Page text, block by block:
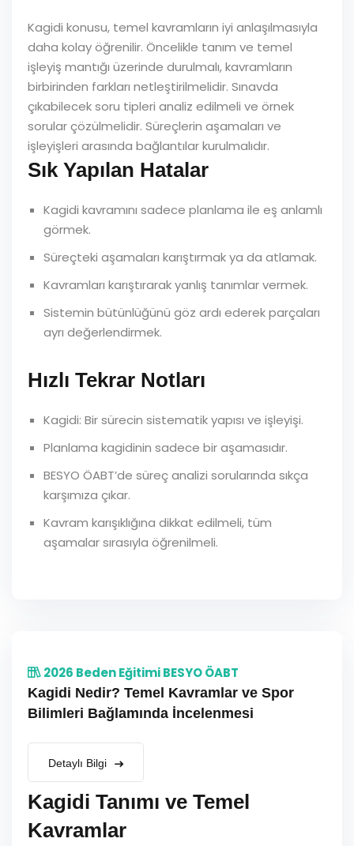
Kagidi konusu, temel kavramların iyi anlaşılmasıyla
daha kolay öğrenilir. Öncelikle tanım ve temel
işleyiş mantığı üzerinde durulmalı, kavramların
birbirinden farkları netleştirilmelidir. Sınavda
çıkabilecek soru tipleri analiz edilmeli ve örnek
sorular çözülmelidir. Süreçlerin aşamaları ve
işleyişleri arasında bağlantılar kurulmalıdır.
Sık Yapılan Hatalar
Kagidi kavramını sadece planlama ile eş anlamlı
görmek.
Süreçteki aşamaları karıştırmak ya da atlamak.
Kavramları karıştırarak yanlış tanımlar vermek.
Sistemin bütünlüğünü göz ardı ederek parçaları
ayrı değerlendirmek.
Hızlı Tekrar Notları
Kagidi: Bir sürecin sistematik yapısı ve işleyişi.
Planlama kagidinin sadece bir aşamasıdır.
BESYO ÖABT’de süreç analizi sorularında sıkça
karşımıza çıkar.
Kavram karışıklığına dikkat edilmeli, tüm
aşamalar sırasıyla öğrenilmeli.
2026 Beden Eğitimi BESYO ÖABT
Kagidi Nedir? Temel Kavramlar ve Spor
Bilimleri Bağlamında İncelenmesi
Detaylı Bilgi
Kagidi Tanımı ve Temel
Kavramlar